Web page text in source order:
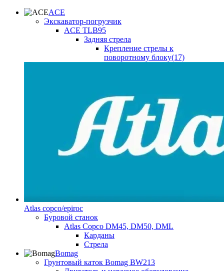
ACE
Экскаватор-погрузчик
ACE TLB95
Задняя стрела
Крепление стрелы к
поворотному блоку(17)
Atlas copco/epiroc
Буровой станок
Atlas Copco DM45, DM50, DML
Карданы
Стрела
Bomag
Грунтовый каток Bomag BW213